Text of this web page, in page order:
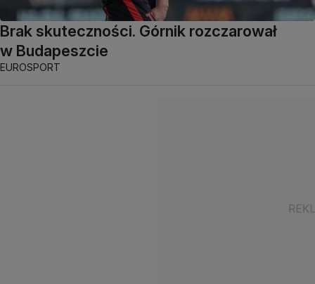
Brak skuteczności. Górnik rozczarował
w Budapeszcie
EUROSPORT